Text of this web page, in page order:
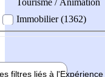
Immobilier (1362)
filtres liés à l'Expérience